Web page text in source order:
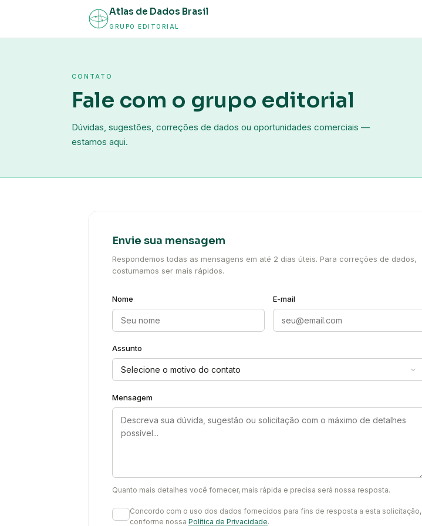
Atlas de Dados Brasil
GRUPO EDITORIAL
CONTATO
Fale com o grupo editorial
Dúvidas, sugestões, correções de dados ou oportunidades comerciais —
estamos aqui.
Envie sua mensagem
Respondemos todas as mensagens em até 2 dias úteis. Para correções de dados,
costumamos ser mais rápidos.
Nome E-mail
Assunto
Mensagem
Quanto mais detalhes você fornecer, mais rápida e precisa será nossa resposta.
Concordo com o uso dos dados fornecidos para fins de resposta a esta solicitação,
conforme nossa Política de Privacidade.